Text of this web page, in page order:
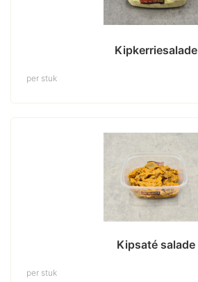
Kipkerriesalade
per stuk
Kipsaté salade
per stuk